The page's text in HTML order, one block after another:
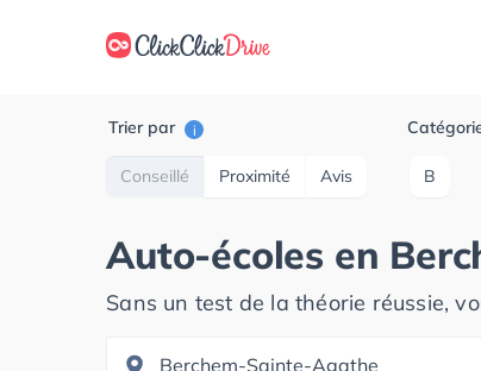
Trier par i
Conseillé Proximité Avis B
Auto-écoles en
Sans un test de la théorie réussie,